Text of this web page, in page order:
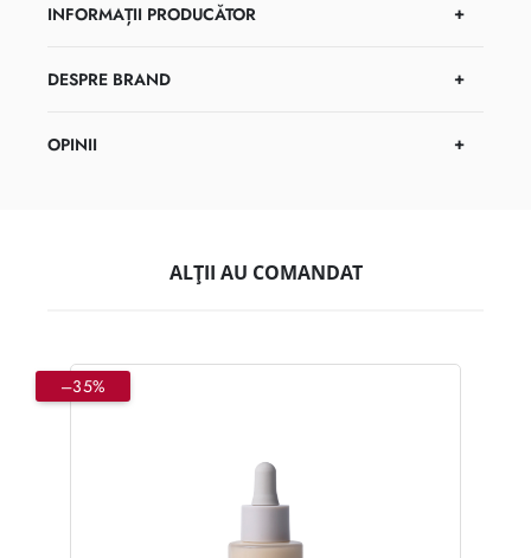
INFORMAȚII PRODUCĂTOR
DESPRE BRAND
OPINII
ALȚII AU COMANDAT
–35%